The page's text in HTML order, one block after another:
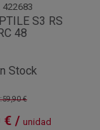
422683
S3 RS
48
Stock
€
€ / unidad